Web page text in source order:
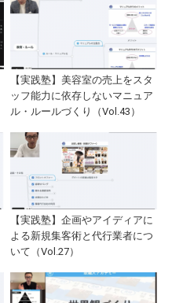
【実践塾】美容室の売上をスタ
ッフ能力に依存しないマニュア
ル・ルールづくり（Vol.43）
【実践塾】企画やアイディアに
よる新規集客術と代行業者につ
いて（Vol.27）